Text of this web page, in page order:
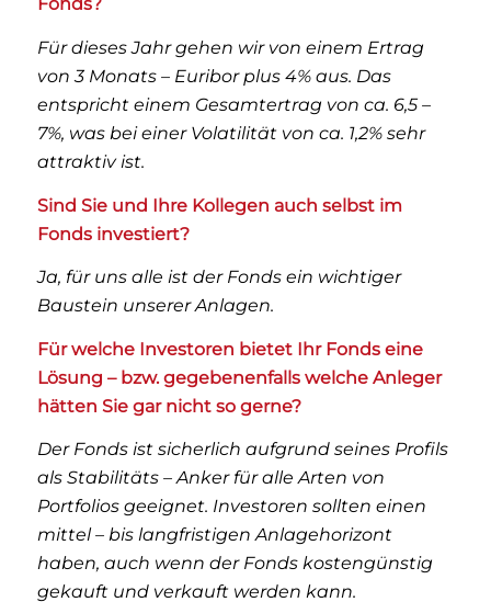
Fonds?
Für dieses Jahr gehen wir von einem Ertrag
von 3 Monats – Euribor plus 4% aus. Das
entspricht einem Gesamtertrag von ca. 6,5 –
7%, was bei einer Volatilität von ca. 1,2% sehr
attraktiv ist.
Sind Sie und Ihre Kollegen auch selbst im
Fonds investiert?
Ja, für uns alle ist der Fonds ein wichtiger
Baustein unserer Anlagen.
Für welche Investoren bietet Ihr Fonds eine
Lösung – bzw. gegebenenfalls welche Anleger
hätten Sie gar nicht so gerne?
Der Fonds ist sicherlich aufgrund seines Profils
als Stabilitäts – Anker für alle Arten von
Portfolios geeignet. Investoren sollten einen
mittel – bis langfristigen Anlagehorizont
haben, auch wenn der Fonds kostengünstig
gekauft und verkauft werden kann.